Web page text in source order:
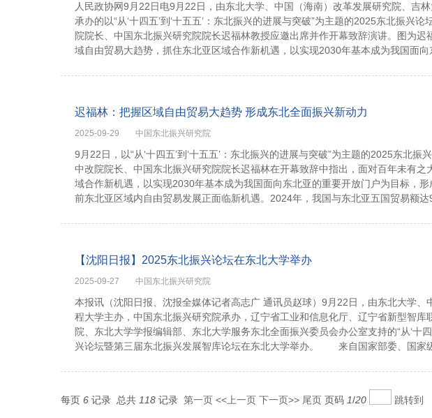
人民政协网9月22日电9月22日，由东北大学、中国（海南）改革发展研究院、吉
承办的以“从‘十四五’到‘十五五’：东北振兴的进展与突破”为主题的2025东北振兴
院院长、中国东北振兴研究院院长迟福林教授应邀出席并作开幕致辞演讲。图为
域自由贸易大趋势，抓住东北亚区域合作新机遇，以实现2030年基本成为我国面向
迟福林：把握区域自由贸易大趋势 形成东北全面振兴新动力
2025-09-29 中国东北振兴研究院
9月22日，以“从‘十四五’到‘十五五’：东北振兴的进展与突破”为主题的2025东北振
中改院院长、中国东北振兴研究院院长迟福林在开幕致辞中指出，面对百年未有
域合作新机遇，以实现2030年基本成为我国面向东北亚的重要开放门户为目标
前东北亚区域内自由贸易发展正面临新机遇。2024年，我国与东北亚五国贸易额达
【沈阳日报】2025东北振兴论坛在东北大学举办
2025-09-27 中国东北振兴研究院
本报讯（沈阳日报、沈报全媒体记者高志广 通讯员赵球）9月22日，由东北大学
程大学主办，中国东北振兴研究院承办，辽宁省工业和信息化厅、辽宁省新型智
院、东北大学学报编辑部、东北大学服务东北全面振兴委员会办公室支持的“从‘十
兴论坛暨第三届东北振兴发展智库论坛在东北大学举办。 来自国家部委、国家
每页 6 记录 总共 118 记录 第一页 <<上一页 下一页>> 尾页 页码 1/20 跳转到